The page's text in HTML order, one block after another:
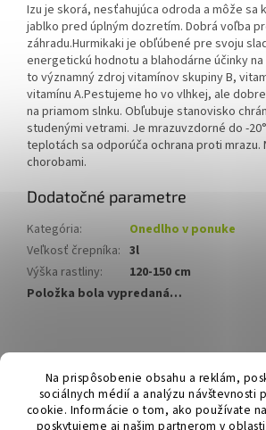
Na prispôsobenie obsahu a reklám,
sociálnych médií a analýzu návštevnosti
cookie. Informácie o tom, ako používate
poskytujeme aj našim partnerom v
Izu je skorá, nesťahujúca odroda a môže sa
jablko pred úplným dozretím. Dobrá voľba
záhradu.Hurmikaki je obľúbené pre svoju
energetickú hodnotu a blahodárne účinky
to významný zdroj vitamínov skupiny B,
vitamínu A.Pestujeme ho vo vlhkej, ale
na priamom slnku. Obľubuje stanovisko
studenými vetrami. Je mrazuvzdorné do -
teplotách sa odporúča ochrana proti mrazu.
chorobami.
Dodatočné parametre
Kategória:
Onedlho v ponuke
Veľkosť črepníka: 3l
Výška rastliny:
120-150 cm
Položka bola vypredaná…
á
Hurmikaki.com